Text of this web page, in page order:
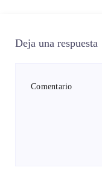
Deja una respuesta